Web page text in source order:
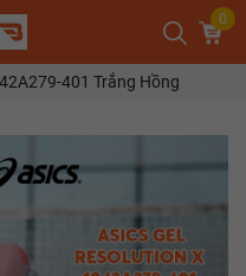
0
401 Trắng Hồng